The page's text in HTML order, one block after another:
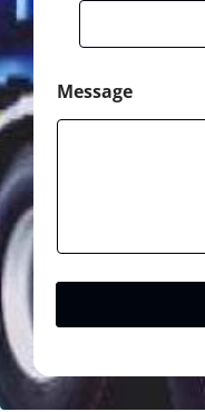
Message